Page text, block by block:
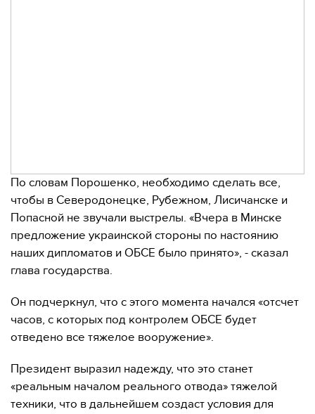
По словам Порошенко, необходимо сделать все,
чтобы в Северодонецке, Рубежном, Лисичанске и
Попасной не звучали выстрелы. «Вчера в Минске
предложение украинской стороны по настоянию
наших дипломатов и ОБСЕ было принято», - сказал
глава государства.
Он подчеркнул, что с этого момента начался «отсчет
часов, с которых под контролем ОБСЕ будет
отведено все тяжелое вооружение».
Президент выразил надежду, что это станет
«реальным началом реального отвода» тяжелой
техники, что в дальнейшем создаст условия для